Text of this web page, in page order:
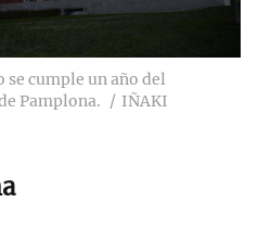
se cumple un año del
Pamplona.
IÑAKI